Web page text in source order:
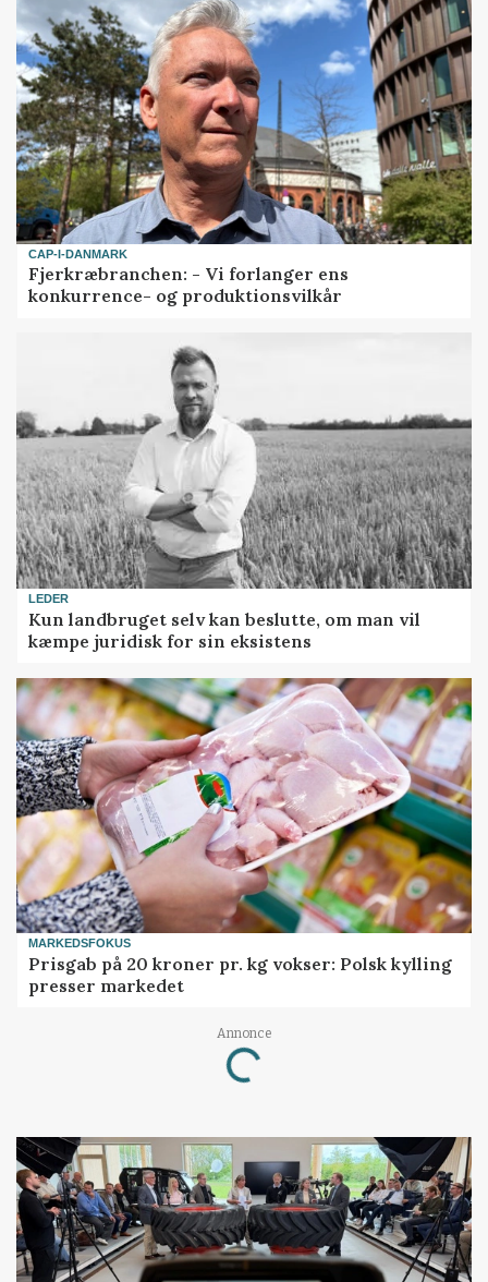
CAP-I-DANMARK
Fjerkræbranchen: - Vi forlanger ens
konkurrence- og produktionsvilkår
LEDER
Kun landbruget selv kan beslutte, om man vil
kæmpe juridisk for sin eksistens
MARKEDSFOKUS
Prisgab på 20 kroner pr. kg vokser: Polsk kylling
presser markedet
Annonce
Loading...